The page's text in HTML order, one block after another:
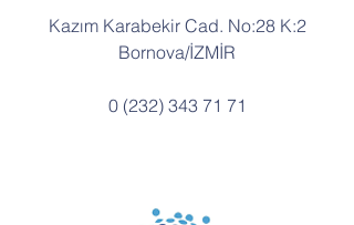
Kazım Karabekir Cad. No:28 K:2
Bornova/İZMİR
0 (232) 343 71 71